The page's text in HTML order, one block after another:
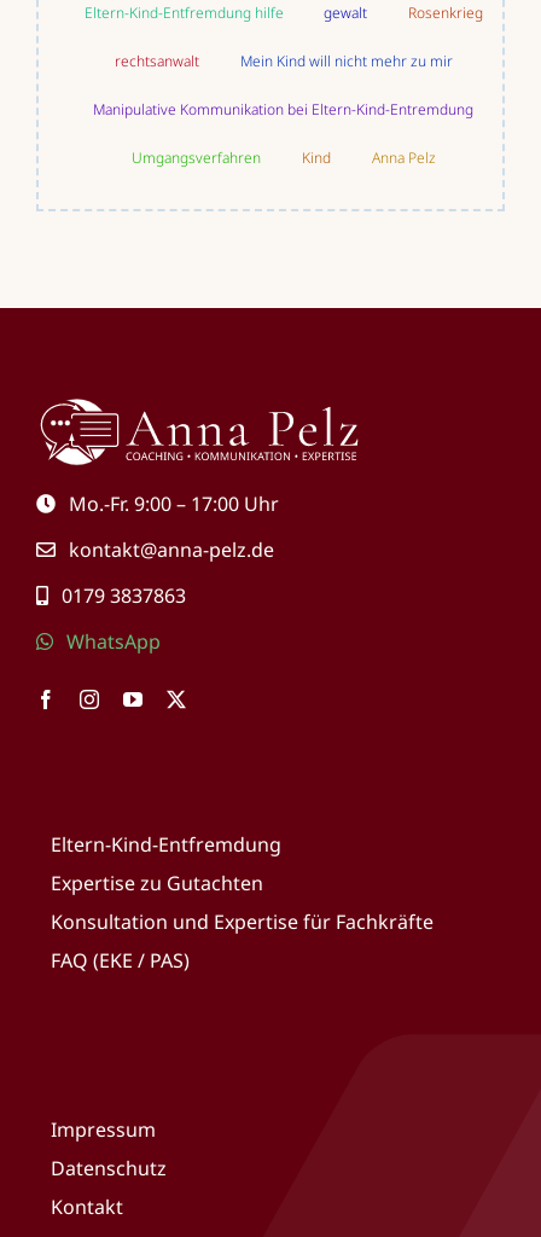
Eltern-Kind-Entfremdung hilfe gewalt Rosenkrieg
rechtsanwalt Mein Kind will nicht mehr zu mir
Manipulative Kommunikation bei Eltern-Kind-Entremdung
Umgangsverfahren Kind Anna Pelz
Mo.-Fr. 9:00 – 17:00 Uhr
kontakt@anna-pelz.de
0179 3837863
WhatsApp
Eltern-Kind-Entfremdung
Expertise zu Gutachten
Konsultation und Expertise für Fachkräfte
FAQ (EKE / PAS)
Impressum
Datenschutz
Kontakt